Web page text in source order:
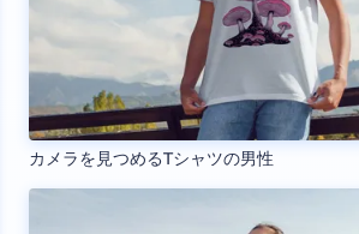
カメラを見つめるTシャツの男性